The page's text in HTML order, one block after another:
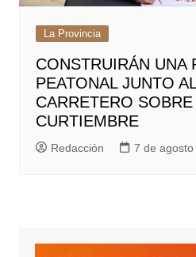
La Provincia
CONSTRUIRÁN UNA
PEATONAL JUNTO
CARRETERO
CURTIEMBRE
Redacción 7 de